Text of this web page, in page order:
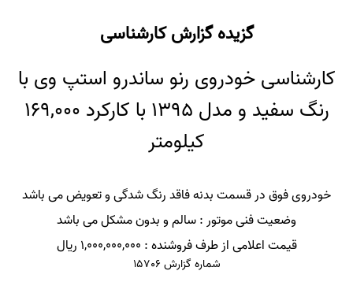
گزیده گزارش کارشناسی
کارشناسی خودروی رنو ساندرو استپ وی با
رنگ سفید و مدل 1395 با کارکرد 169,000
کیلومتر
خودروی فوق در قسمت بدنه فاقد رنگ شدگی و تعویض می باشد
وضعیت فنی موتور : سالم و بدون مشکل می باشد
قیمت اعلامی از طرف فروشنده : 1,000,000,000 ریال
شماره گزارش 15706